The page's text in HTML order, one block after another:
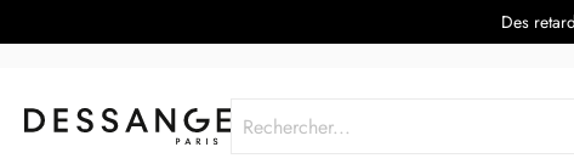
Des
Rechercher